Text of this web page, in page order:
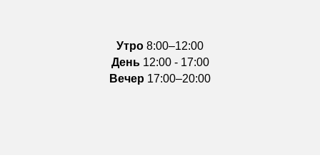
Утро 8:00–12:00
День12:00 - 17:00
Вечер 17:00–20:00